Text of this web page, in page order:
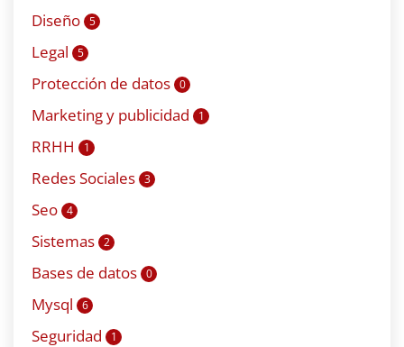
Diseño 5
Legal 5
Protección de datos 0
Marketing y publicidad 1
RRHH 1
Redes Sociales 3
Seo 4
Sistemas 2
Bases de datos 0
Mysql 6
Seguridad 1